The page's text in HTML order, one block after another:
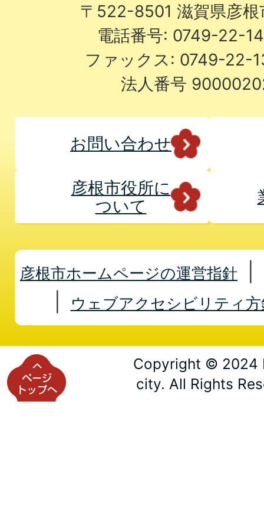
〒522-8501 滋賀県彦
電話番号: 0749-22-
ファックス: 0749-22-
法人番号
お問い合わせ
彦根市役所に
ついて
彦根市ホームページの運営指針
ウェブアクセシビリティ方
Copyright © 2024
city. All Rights